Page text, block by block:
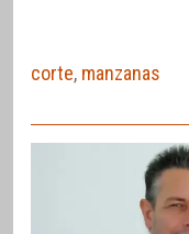
corte, manzanas